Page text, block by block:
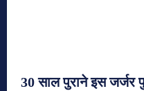
30 साल पुराने इस जर्जर